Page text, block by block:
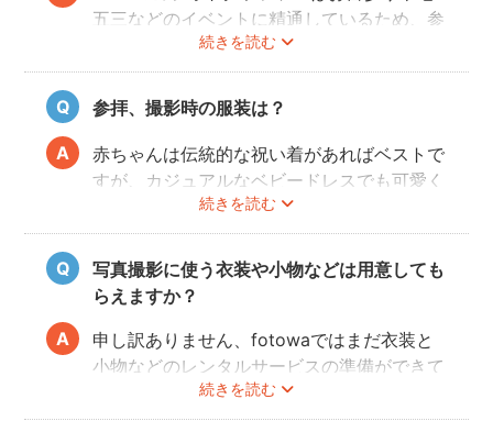
続きを読む
五三などのイベントに精通しているため、参
拝や家族団欒を乱すことなくスムーズに撮影
することができます。
参拝、撮影時の服装は？
続きを読む
赤ちゃんは伝統的な祝い着があればベストで
すが、カジュアルなベビードレスでも可愛く
写すことができます。またご両親も着物を着
ると雰囲気が出ますが、洋服でもおしゃれな
写真に仕上がります。
写真撮影に使う衣装や小物などは用意しても
らえますか？
続きを読む
申し訳ありません、fotowaではまだ衣装と
小物などのレンタルサービスの準備ができて
おりませんので、お客様ご自身にご用意をお